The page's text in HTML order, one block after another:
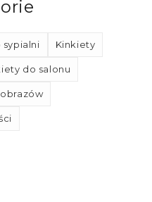
Kinkiety
do salonu